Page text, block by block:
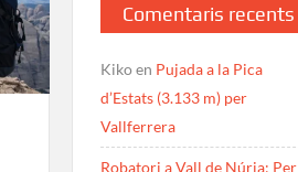
Comentaris recents
Kikoen Pujada a la Pica
d’Estats (3.133 m) per
Vallferrera
Robatori a Vall de Núria: Per